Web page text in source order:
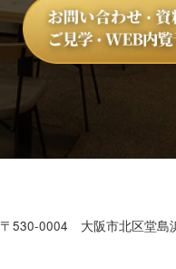
〒530-0004 大阪市北区堂島